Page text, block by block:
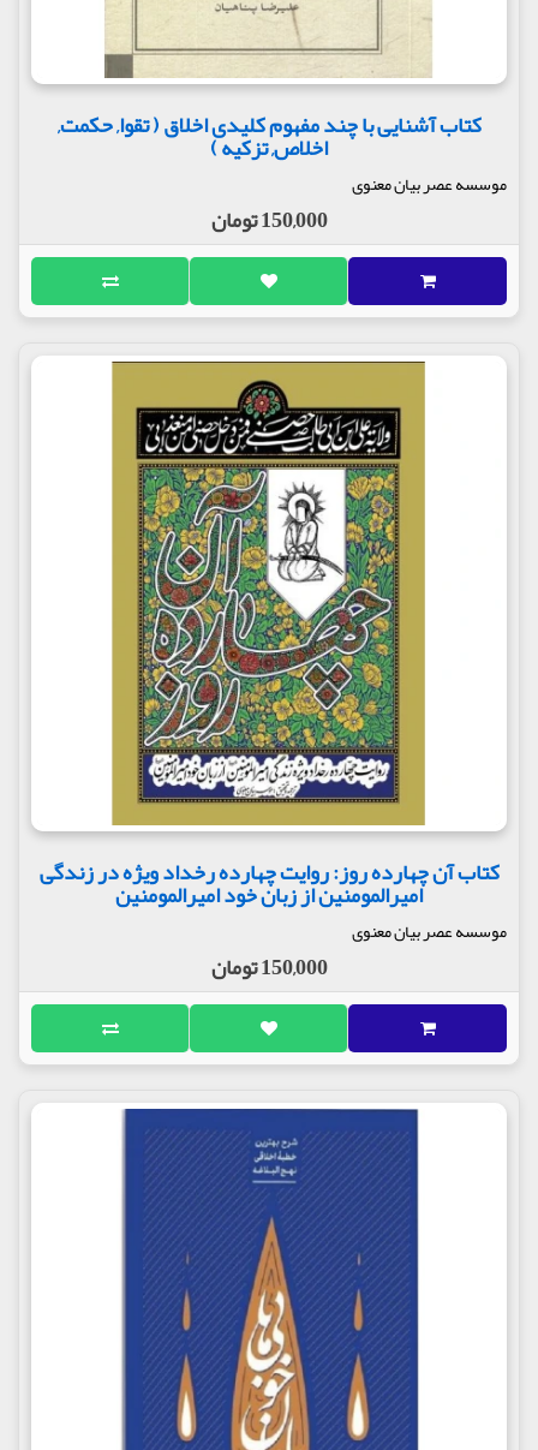
کتاب آشنایی با چند مفهوم کلیدی اخلاق ( تقوا, حکمت,
اخلاص, تزکیه )
موسسه عصر بیان معنوی
150,000 تومان
کتاب آن چهارده روز: روایت چهارده رخداد ویژه در زندگی
امیرالمومنین از زبان خود امیرالمومنین
موسسه عصر بیان معنوی
150,000 تومان